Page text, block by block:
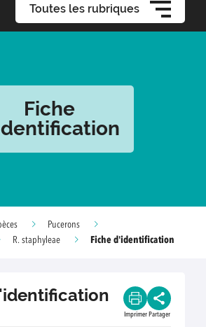
Toutes les rubriques
Fiche
Pucerons
R. staphyleae Fiche d'identification
Imprimer Partager